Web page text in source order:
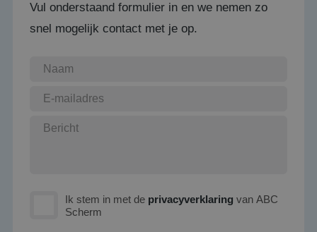
Vul onderstaand formulier in en we nemen zo
snel mogelijk contact met je op.
Ik stem in met de privacyverklaring van ABC
Scherm